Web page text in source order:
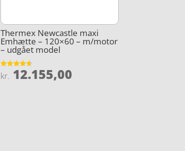
Thermex Newcastle maxi
Emhætte – 120×60 – m/motor
– udgået model
Vurderet
4.6
kr. 12.155,00